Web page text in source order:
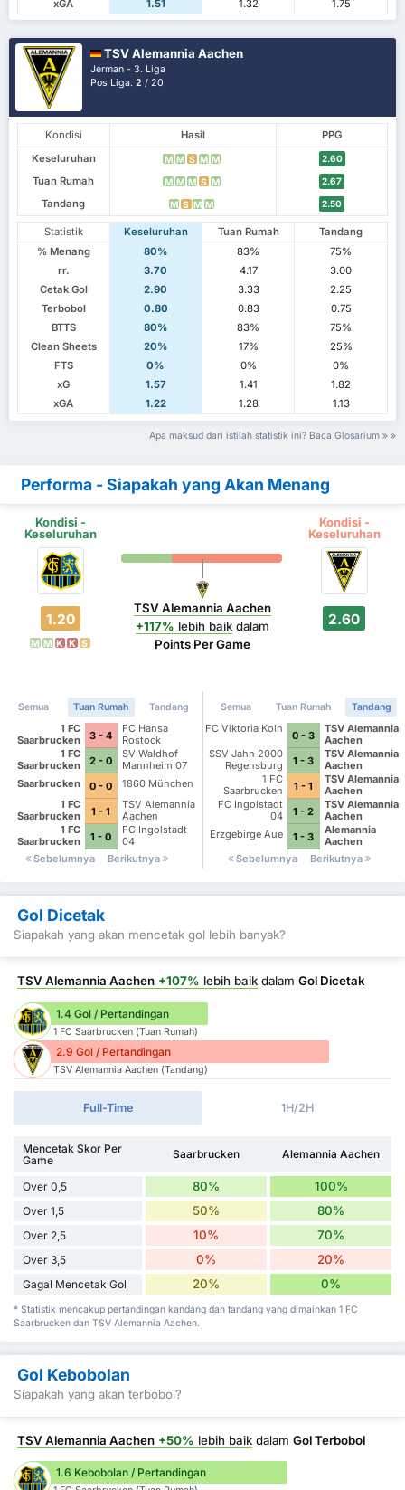
xGA
1.51 1.32 1.75
TSV Alemannia Aachen
Jerman - 3. Liga
Pos Liga.2 / 20
Kondisi Hasil
PPG
Keseluruhan
M M S M M 2.60
Tuan Rumah M M M S M 2.67
Tandang M S M M 2.50
Statistik Keseluruhan Tuan Rumah
Tandang
% Menang
80% 83%
75%
rr.
3.70 4.17
3.00
Cetak Gol
2.90 3.33
2.25
Terbobol
0.80 0.83
0.75
BTTS
80% 83%
75%
Clean Sheets
20% 17%
25%
FTS
0% 0%
0%
xG
1.57 1.41
1.82
xGA
1.22 1.28 1.13
Apa maksud dari istilah statistik ini? Baca Glosarium
Performa - Siapakah yang Akan Menang
Kondisi -
Keseluruhan
Kondisi -
Keseluruhan
1.20
M M K K S
TSV Alemannia Aachen
+117% lebih baikdalam
Points Per Game
2.60
Semua Tuan Rumah Tandang
1 FC
Saarbrucken
3 - 4
FC Hansa
Rostock
1 FC
Saarbrucken
2 - 0
SV Waldhof
Mannheim 07
Saarbrucken
0 - 0
1860 München
1 FC
Saarbrucken
1 - 1
TSV Alemannia
Aachen
1 FC
Saarbrucken
1 - 0
FC Ingolstadt
04
Sebelumnya
Berikutnya
Semua Tuan Rumah Tandang
FC Viktoria Koln
0 - 3
TSV Alemannia
Aachen
SSV Jahn 2000
Regensburg
1 - 3
TSV Alemannia
Aachen
1 FC
Saarbrucken
1 - 1
TSV Alemannia
Aachen
FC Ingolstadt
04
1 - 2
TSV Alemannia
Aachen
Erzgebirge Aue
1 - 3
Alemannia
Aachen
Sebelumnya
Berikutnya
Gol Dicetak
Siapakah yang akan mencetak gol lebih banyak?
TSV Alemannia Aachen +107% lebih baik dalam Gol Dicetak
1.4 Gol / Pertandingan
1 FC Saarbrucken (Tuan Rumah)
2.9 Gol / Pertandingan
TSV Alemannia Aachen (Tandang)
Full-Time 1H/2H
Mencetak Skor Per
Game
Saarbrucken Alemannia Aachen
Over 0,5 80% 100%
Over 1,5 50% 80%
Over 2,5 10% 70%
Over 3,5 0% 20%
Gagal Mencetak Gol 20% 0%
* Statistik mencakup pertandingan kandang dan tandang yang dimainkan 1 FC
Saarbrucken dan TSV Alemannia Aachen.
Gol Kebobolan
Siapakah yang akan terbobol?
TSV Alemannia Aachen +50% lebih baik dalam Gol Terbobol
1.6 Kebobolan / Pertandingan